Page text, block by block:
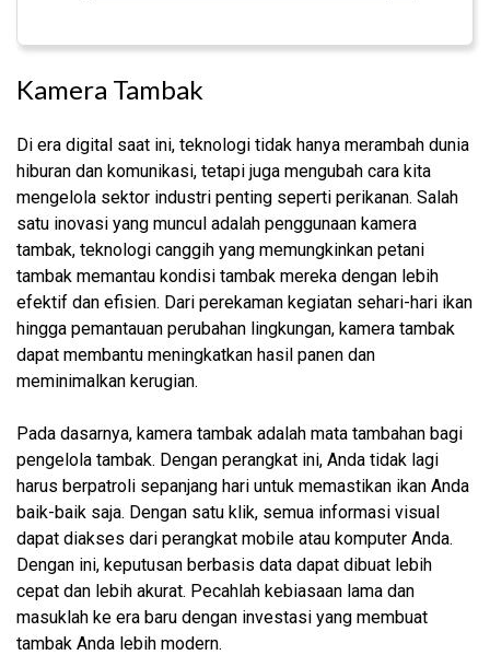
Kamera Tambak
Di era digital saat ini, teknologi tidak hanya merambah dunia
hiburan dan komunikasi, tetapi juga mengubah cara kita
mengelola sektor industri penting seperti perikanan. Salah
satu inovasi yang muncul adalah penggunaan kamera
tambak, teknologi canggih yang memungkinkan petani
tambak memantau kondisi tambak mereka dengan lebih
efektif dan efisien. Dari perekaman kegiatan sehari-hari ikan
hingga pemantauan perubahan lingkungan, kamera tambak
dapat membantu meningkatkan hasil panen dan
meminimalkan kerugian.
Pada dasarnya, kamera tambak adalah mata tambahan bagi
pengelola tambak. Dengan perangkat ini, Anda tidak lagi
harus berpatroli sepanjang hari untuk memastikan ikan Anda
baik-baik saja. Dengan satu klik, semua informasi visual
dapat diakses dari perangkat mobile atau komputer Anda.
Dengan ini, keputusan berbasis data dapat dibuat lebih
cepat dan lebih akurat. Pecahlah kebiasaan lama dan
masuklah ke era baru dengan investasi yang membuat
tambak Anda lebih modern.